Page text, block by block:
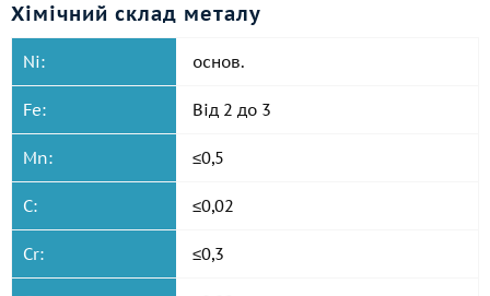
Хімічний склад металу
Ni: основ.
Fe: Від 2 до 3
Mn: ≤0,5
C: ≤0,02
Cr: ≤0,3